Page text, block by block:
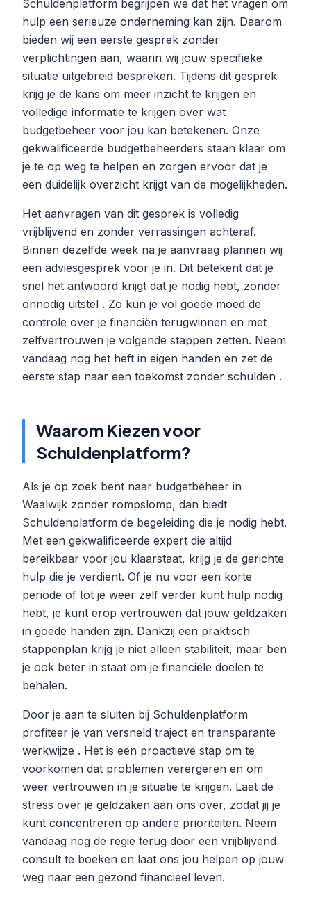
Schuldenplatform begrijpen we dat het vragen om
hulp een serieuze onderneming kan zijn. Daarom
bieden wij een eerste gesprek zonder
verplichtingen aan, waarin wij jouw specifieke
situatie uitgebreid bespreken. Tijdens dit gesprek
krijg je de kans om meer inzicht te krijgen en
volledige informatie te krijgen over wat
budgetbeheer voor jou kan betekenen. Onze
gekwalificeerde budgetbeheerders staan klaar om
je te op weg te helpen en zorgen ervoor dat je
een duidelijk overzicht krijgt van de mogelijkheden.
Het aanvragen van dit gesprek is volledig
vrijblijvend en zonder verrassingen achteraf.
Binnen dezelfde week na je aanvraag plannen wij
een adviesgesprek voor je in. Dit betekent dat je
snel het antwoord krijgt dat je nodig hebt, zonder
onnodig uitstel . Zo kun je vol goede moed de
controle over je financiën terugwinnen en met
zelfvertrouwen je volgende stappen zetten. Neem
vandaag nog het heft in eigen handen en zet de
eerste stap naar een toekomst zonder schulden .
Waarom Kiezen voor
Schuldenplatform?
Als je op zoek bent naar budgetbeheer in
Waalwijk zonder rompslomp, dan biedt
Schuldenplatform de begeleiding die je nodig hebt.
Met een gekwalificeerde expert die altijd
bereikbaar voor jou klaarstaat, krijg je de gerichte
hulp die je verdient. Of je nu voor een korte
periode of tot je weer zelf verder kunt hulp nodig
hebt, je kunt erop vertrouwen dat jouw geldzaken
in goede handen zijn. Dankzij een praktisch
stappenplan krijg je niet alleen stabiliteit, maar ben
je ook beter in staat om je financiële doelen te
behalen.
Door je aan te sluiten bij Schuldenplatform
profiteer je van versneld traject en transparante
werkwijze . Het is een proactieve stap om te
voorkomen dat problemen verergeren en om
weer vertrouwen in je situatie te krijgen. Laat de
stress over je geldzaken aan ons over, zodat jij je
kunt concentreren op andere prioriteiten. Neem
vandaag nog de regie terug door een vrijblijvend
consult te boeken en laat ons jou helpen op jouw
weg naar een gezond financieel leven.